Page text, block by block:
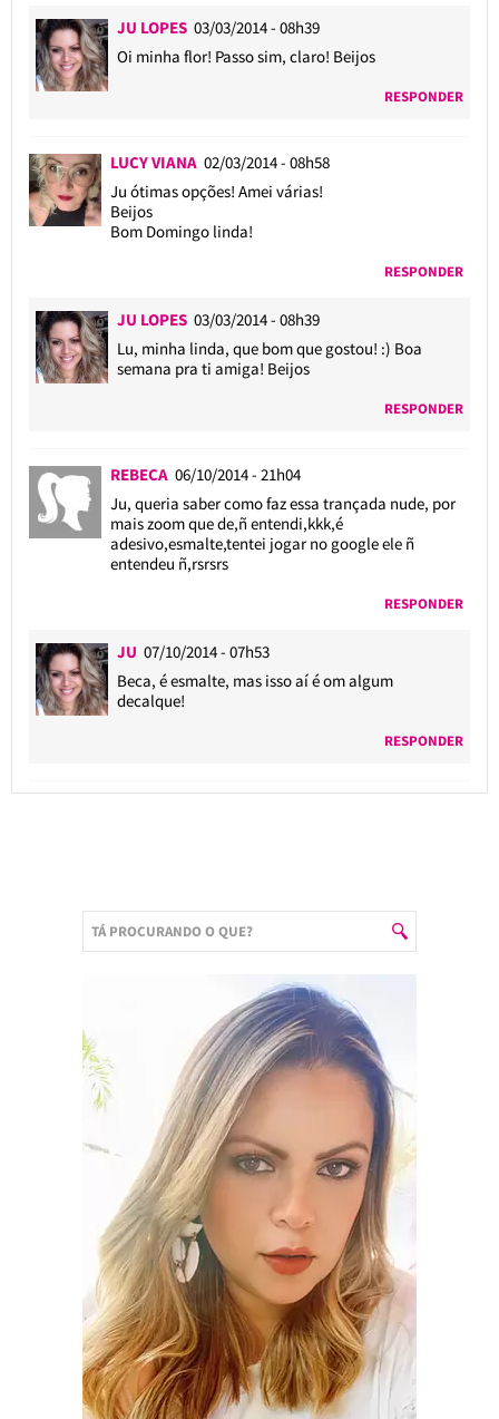
JU LOPES 03/03/2014 - 08h39
Oi minha flor! Passo sim, claro! Beijos
RESPONDER
LUCY VIANA 02/03/2014 - 08h58
Ju ótimas opções! Amei várias!
Beijos
Bom Domingo linda!
RESPONDER
JU LOPES 03/03/2014 - 08h39
Lu, minha linda, que bom que gostou! :) Boa
semana pra ti amiga! Beijos
RESPONDER
REBECA 06/10/2014 - 21h04
Ju, queria saber como faz essa trançada nude, por
mais zoom que de,ñ entendi,kkk,é
adesivo,esmalte,tentei jogar no google ele ñ
entendeu ñ,rsrsrs
RESPONDER
JU 07/10/2014 - 07h53
Beca, é esmalte, mas isso aí é om algum
decalque!
RESPONDER